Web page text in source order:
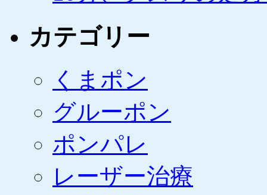
カテゴリー
くまポン
グルーポン
ポンパレ
レーザー治療